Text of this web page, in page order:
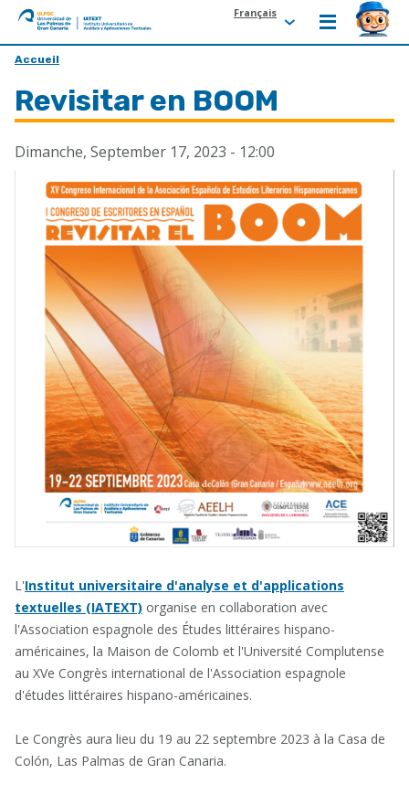
ULPGC
Ir
inicio
de
IATEXT
Français
Accueil
Revisitar en BOOM
Dimanche, September 17, 2023 - 12:00
L'Institut universitaire d'analyse et d'applications
textuelles (IATEXT) organise en collaboration avec
l'Association espagnole des Études littéraires hispano-
américaines, la Maison de Colomb et l'Université Complutense
au XVe Congrès international de l'Association espagnole
d'études littéraires hispano-américaines.
Le Congrès aura lieu du 19 au 22 septembre 2023 à la Casa de
Colón, Las Palmas de Gran Canaria.